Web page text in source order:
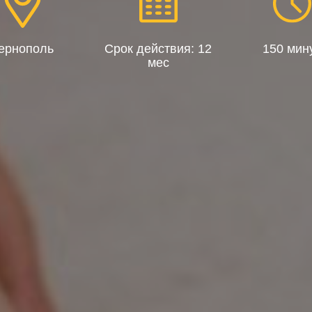
Срок действия: 12
мес
150